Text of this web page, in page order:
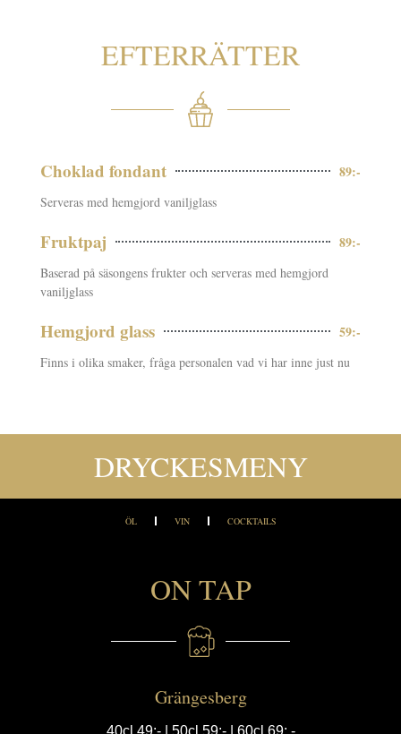
EFTERRÄTTER
Choklad fondant 89:-
Serveras med hemgjord vaniljglass
Fruktpaj 89:-
Baserad på säsongens frukter och serveras med hemgjord
vaniljglass
Hemgjord glass 59:-
Finns i olika smaker, fråga personalen vad vi har inne just nu
DRYCKESMENY
ÖL VIN COCKTAILS
ON TAP
Grängesberg